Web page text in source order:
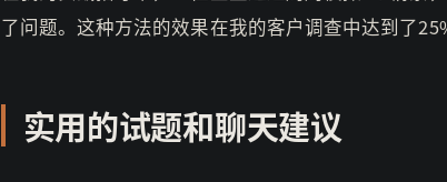
了问题。这种方法的效果在我的客户调查中达到了
实用的试题和聊天建议